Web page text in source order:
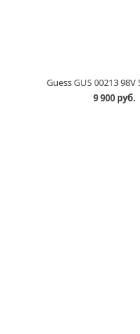
Guess GUS 00213
9 900 руб.